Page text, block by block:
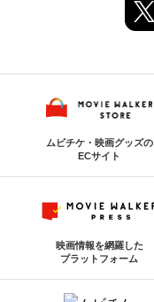
ムビチケ・映画グッズの
ECサイト
映画情報を網羅した
プラットフォーム